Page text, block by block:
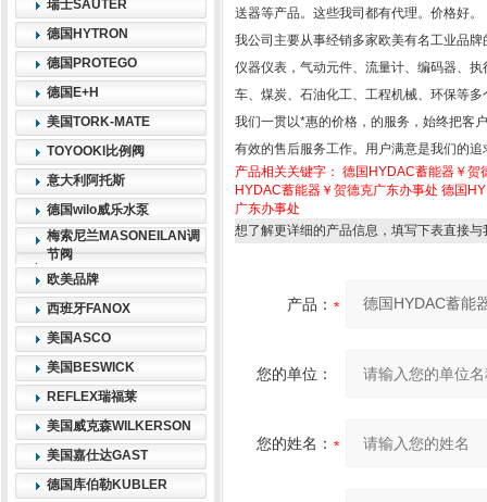
瑞士SAUTER
德国HYTRON
德国PROTEGO
德国E+H
美国TORK-MATE
TOYOOKI比例阀
意大利阿托斯
德国wilo威乐水泵
梅索尼兰MASONEILAN调
节阀
欧美品牌
西班牙FANOX
美国ASCO
美国BESWICK
REFLEX瑞福莱
美国威克森WILKERSON
美国嘉仕达GAST
德国库伯勒KUBLER
送器等产品。这些我司都有代理。价格好。
我公司主要从事经销多家欧美有名工业品
仪器仪表，气动元件、流量计、编码器、
车、煤炭、石油化工、工程机械、环保等多
我们一贯以*惠的价格，的服务，始终把客
有效的售后服务工作。用户满意是我们的追
产品相关关键字： 德国HYDAC蓄能器￥贺
HYDAC蓄能器￥贺德克广东办事处 德国
广东办事处
想了解更详细的产品信息，填写下表直接与
产品：
您的单位：
您的姓名：